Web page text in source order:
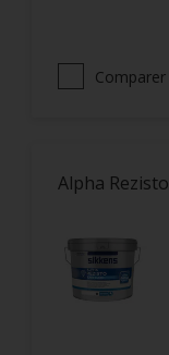
Comparer
Alpha